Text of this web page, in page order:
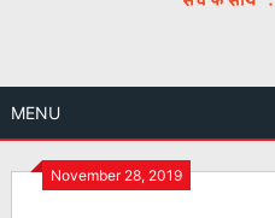
MENU
November 28, 2019